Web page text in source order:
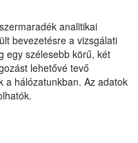
analitikai
bevezetésre a vizsgálati
egy szélesebb körű, két
lehetővé tevő
a hálózatunkban. Az adatok